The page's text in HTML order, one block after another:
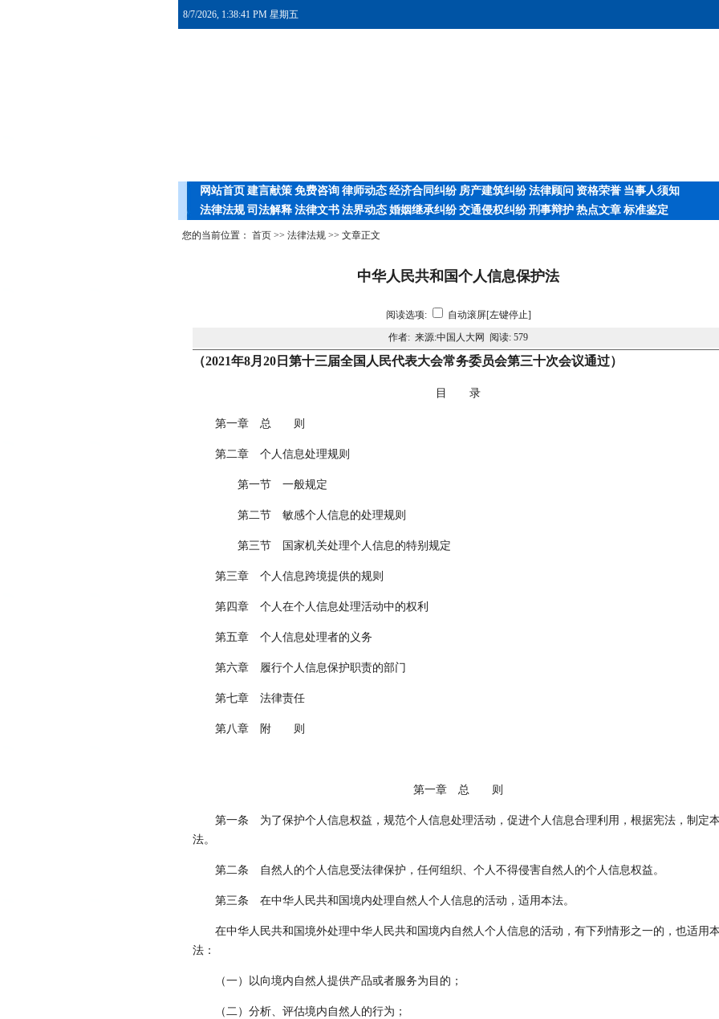
8/7/2026, 1:38:41 PM 星期五
网站首页 建言献策 免费咨询 律师动态 经济合同纠纷 房产建筑纠纷 法律顾问 资格荣誉 当事人须知
法律法规 司法解释 法律文书 法界动态 婚姻继承纠纷 交通侵权纠纷 刑事辩护 热点文章 标准鉴定
您的当前位置： 首页 >> 法律法规 >> 文章正文
中华人民共和国个人信息保护法
阅读选项:
自动滚屏[左键停止]
作者: 来源:中国人大网 阅读: 579
（2021年8月20日第十三届全国人民代表大会常务委员会第三十次会议通过）
目 录
第一章 总 则
第二章 个人信息处理规则
第一节 一般规定
第二节 敏感个人信息的处理规则
第三节 国家机关处理个人信息的特别规定
第三章 个人信息跨境提供的规则
第四章 个人在个人信息处理活动中的权利
第五章 个人信息处理者的义务
第六章 履行个人信息保护职责的部门
第七章 法律责任
第八章 附 则
第一章 总 则
第一条 为了保护个人信息权益，规范个人信息处理活动，促进个人信息合理利用，根据宪法，制定本
法。
第二条 自然人的个人信息受法律保护，任何组织、个人不得侵害自然人的个人信息权益。
第三条 在中华人民共和国境内处理自然人个人信息的活动，适用本法。
在中华人民共和国境外处理中华人民共和国境内自然人个人信息的活动，有下列情形之一的，也适用本
法：
（一）以向境内自然人提供产品或者服务为目的；
（二）分析、评估境内自然人的行为；